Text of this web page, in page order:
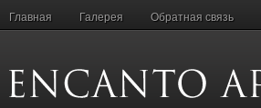
Главная Галерея Обратная связь